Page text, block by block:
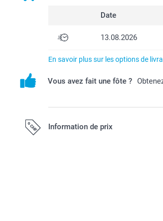
Date
13.08.2026
En savoir plus sur les options de
Vous avez fait une fôte ?
Information de prix